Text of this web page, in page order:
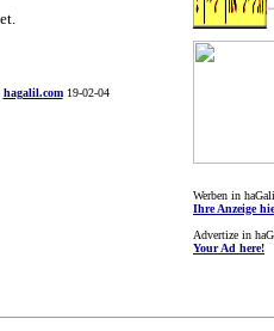
hagalil.com19-02-04
Werben in
Ihre Anzeige
Advertize in
Your Ad here!